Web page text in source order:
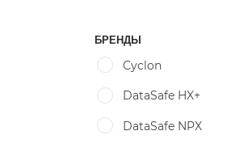
БРЕНДЫ
Cyclon
DataSafe HX+
DataSafe NPX